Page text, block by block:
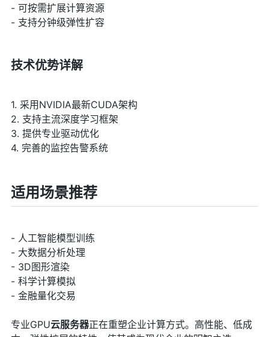
- 可按需扩展计算资源
- 支持分钟级弹性扩容
技术优势详解
1. 采用NVIDIA最新CUDA架构
2. 支持主流深度学习框架
3. 提供专业驱动优化
4. 完善的监控告警系统
适用场景推荐
- 人工智能模型训练
- 大数据分析处理
- 3D图形渲染
- 科学计算模拟
- 金融量化交易
专业GPU云服务器正在重塑企业计算方式。高性能、低成